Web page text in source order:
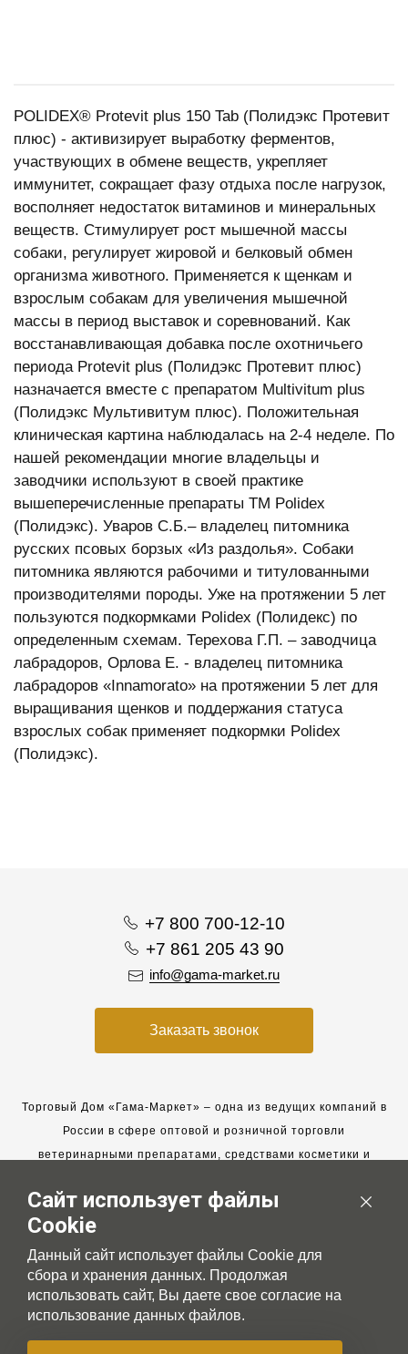
POLIDEX® Protevit plus 150 Tab (Полидэкс Протевит
плюс) - активизирует выработку ферментов,
участвующих в обмене веществ, укрепляет
иммунитет, сокращает фазу отдыха после нагрузок,
восполняет недостаток витаминов и минеральных
веществ. Стимулирует рост мышечной массы
собаки, регулирует жировой и белковый обмен
организма животного. Применяется к щенкам и
взрослым собакам для увеличения мышечной
массы в период выставок и соревнований. Как
восстанавливающая добавка после охотничьего
периода Protevit plus (Полидэкс Протевит плюс)
назначается вместе с препаратом Multivitum plus
(Полидэкс Мультивитум плюс). Положительная
клиническая картина наблюдалась на 2-4 неделе. По
нашей рекомендации многие владельцы и
заводчики используют в своей практике
вышеперечисленные препараты ТМ Polidex
(Полидэкс). Уваров С.Б.– владелец питомника
русских псовых борзых «Из раздолья». Собаки
питомника являются рабочими и титулованными
производителями породы. Уже на протяжении 5 лет
пользуются подкормками Polidex (Полидекс) по
определенным схемам. Терехова Г.П. – заводчица
лабрадоров, Орлова Е. - владелец питомника
лабрадоров «Innamorato» на протяжении 5 лет для
выращивания щенков и поддержания статуса
взрослых собак применяет подкормки Polidex
(Полидэкс).
+7 800 700-12-10
+7 861 205 43 90
info@gama-market.ru
Заказать звонок
Торговый Дом «Гама-Маркет» – одна из ведущих компаний в
России в сфере оптовой и розничной торговли
ветеринарными препаратами, средствами косметики и
Мы работаем с 2005 года. Мы приглашаем к сотрудничеству
новых клиентов и всегда рассчитываем на взаимовыгодные,
долгосрочные партнерские отношения.
Сайт использует файлы
Cookie
Данный сайт использует файлы Cookie для
сбора и хранения данных. Продолжая
использовать сайт, Вы даете свое согласие на
использование данных файлов.